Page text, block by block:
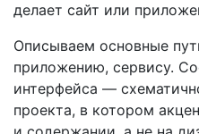
делает сайт или
Описываем основные
приложению, сервису.
интерфейса —
проекта, в котором